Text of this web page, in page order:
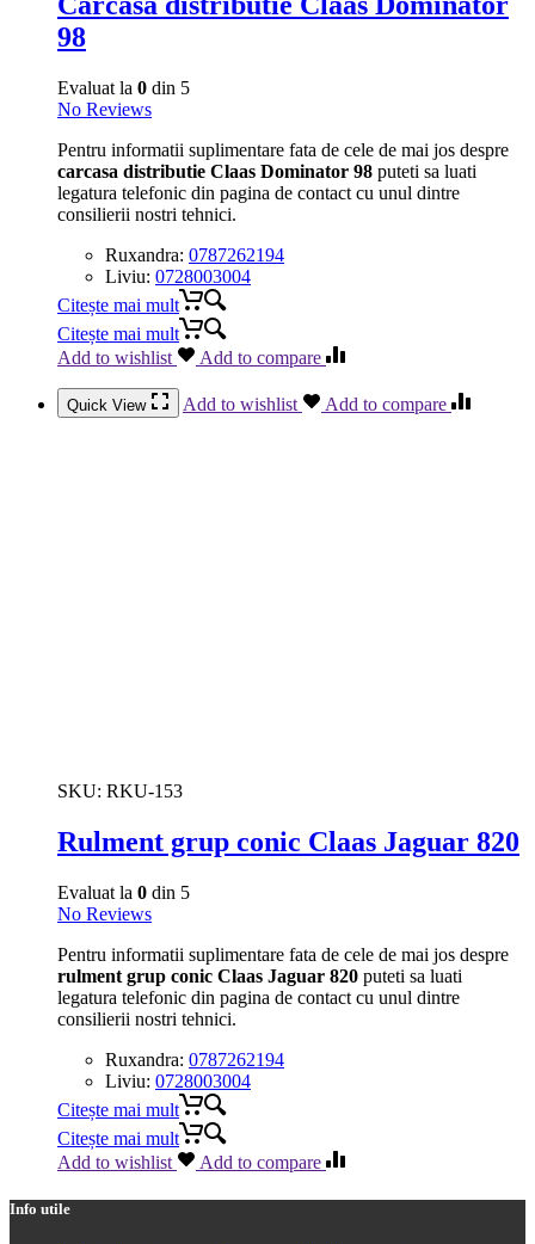
98
Evaluat la 0 din 5
No Reviews
Pentru informatii suplimentare fata de cele de mai jos despre
carcasa distributie Claas Dominator 98 puteti sa luati
legatura telefonic din pagina de contact cu unul dintre
consilierii nostri tehnici.
Ruxandra: 0787262194
Liviu: 0728003004
Citește mai mult
Citește mai mult
Add to wishlist
Add to compare
Quick View Add to wishlist Add to compare
SKU: RKU-153
Rulment grup conic Claas Jaguar 820
Evaluat la 0 din 5
No Reviews
Pentru informatii suplimentare fata de cele de mai jos despre
rulment grup conic Claas Jaguar 820 puteti sa luati
legatura telefonic din pagina de contact cu unul dintre
consilierii nostri tehnici.
Ruxandra: 0787262194
Liviu: 0728003004
Citește mai mult
Citește mai mult
Add to wishlist
Add to compare
Info utile